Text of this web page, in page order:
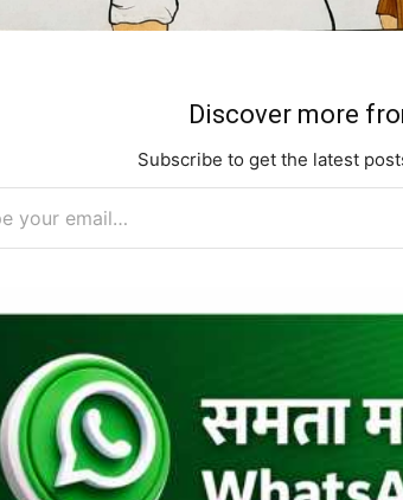
Discover more
Subscribe to get the latest